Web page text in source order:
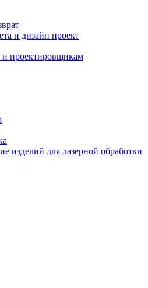
и дизайн проект
и проектировщикам
изделий для лазерной обработки